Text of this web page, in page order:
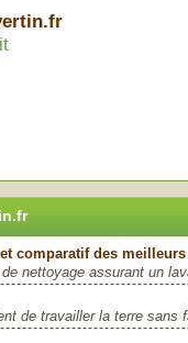
comparatif des
nettoyage assurant un
de travailler la terre sans